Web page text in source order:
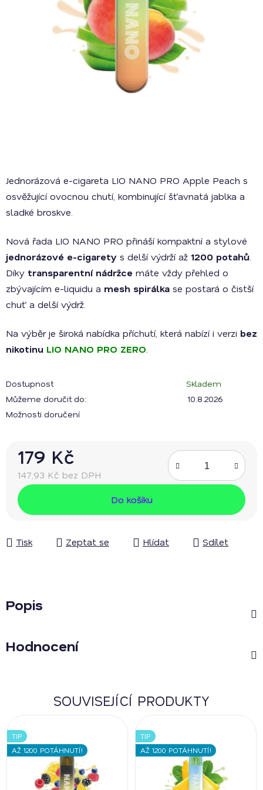
Jednorázová e-cigareta LIO NANO PRO Apple Peach s
osvěžující ovocnou chutí, kombinující šťavnatá jablka a
sladké broskve.
Nová řada LIO NANO PRO přináší kompaktní a stylové
jednorázové e-cigarety s delší výdrží až 1200 potahů
Díky transparentní nádržce máte vždy přehled o
zbývajícím e-liquidu a mesh spirálka se postará o čistší
chuť a delší výdrž.
Na výběr je široká nabídka příchutí, která nabízí i verzi bez
nikotinu LIO NANO PRO ZERO
Dostupnost
Skladem
Můžeme doručit do:
10.8.2026
Možnosti doručení
179 Kč
147,93 Kč bez DPH
Měrná cena:
Do košíku
Tisk Zeptat se Hlídat Sdílet
Popis
Hodnocení
SOUVISEJÍCÍ PRODUKTY
TIP
AŽ 1200 POTÁHNUTÍ!
TIP
AŽ 1200 POTÁHNUTÍ!